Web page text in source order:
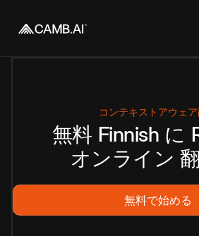
コンテキストアウェア
無料 Finnish に
オンライン
無料で始める